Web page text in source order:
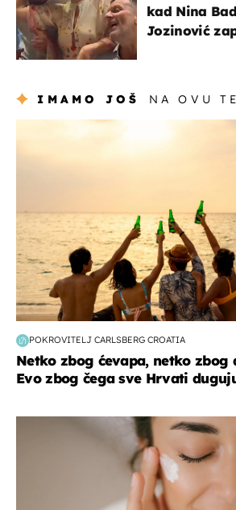
kad Nina
Jozinović
IMAMO JOŠ NA OVU
POKROVITELJ CARLSBERG CROATIA
Netko zbog ćevapa, netko zbog
Evo zbog čega sve Hrvati
moda & ljepota